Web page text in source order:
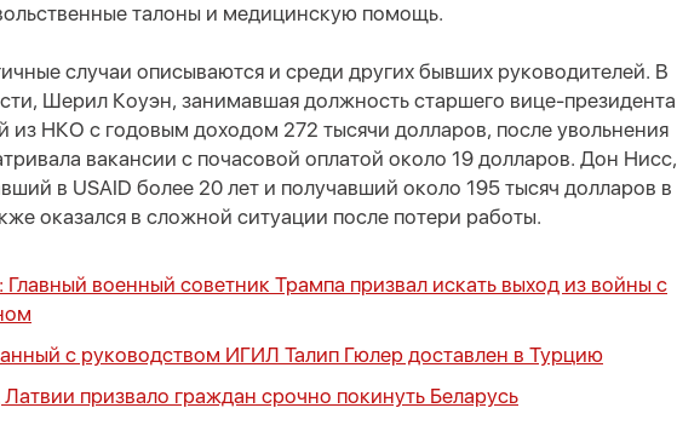
талоны и медицинскую помощь.
случаи описываются и среди других бывших руководителей. В
Шерил Коуэн, занимавшая должность старшего вице-президента
из НКО с годовым доходом 272 тысячи долларов, после увольнения
вакансии с почасовой оплатой около 19 долларов. Дон Нисс,
в USAID более 20 лет и получавший около 195 тысяч долларов в
оказался в сложной ситуации после потери работы.
Главный военный советник Трампа призвал искать выход из войны с
с руководством ИГИЛ Талип Гюлер доставлен в Турцию
призвало граждан срочно покинуть Беларусь